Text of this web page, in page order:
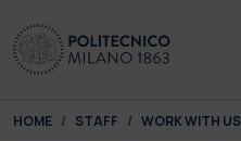
You are here:
HOME STAFF WORK WITH US